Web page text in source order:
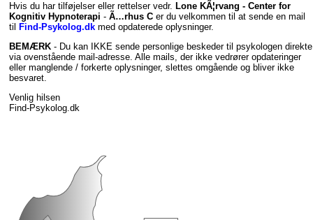
Hvis du har tilføjelser eller rettelser vedr. Lone KÃ¦rvang - Center for
Kognitiv Hypnoterapi - Ã…rhus C er du velkommen til at sende en mail
til
Find-Psykolog.dk med opdaterede oplysninger.
BEMÆRK - Du kan IKKE sende personlige beskeder til psykologen direkte
via ovenstående mail-adresse. Alle mails, der ikke vedrører opdateringer
eller manglende / forkerte oplysninger, slettes omgående og bliver ikke
besvaret.
Venlig hilsen
Find-Psykolog.dk